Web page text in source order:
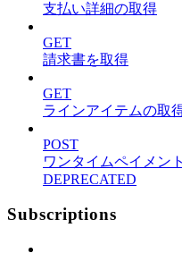
支払い詳細の取得
GET
請求書を取得
GET
ラインアイテムの取
POST
ワンタイムペイメン
DEPRECATED
Subscriptions